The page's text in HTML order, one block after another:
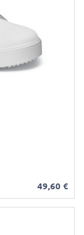
49,60 €